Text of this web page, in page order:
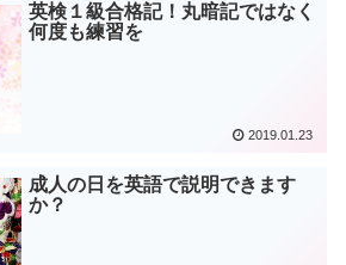
英検１級合格記！丸暗記ではなく
何度も練習を
2019.01.23
成人の日を英語で説明できます
か？